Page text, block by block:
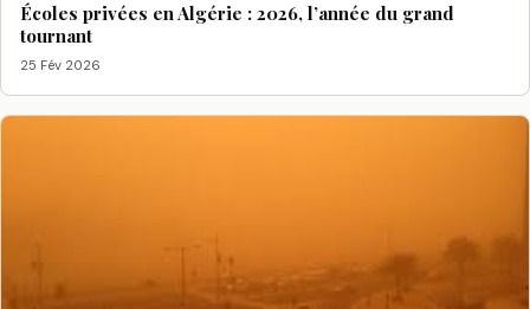
Écoles privées en Algérie : 2026, l’année du grand
tournant
25 Fév 2026